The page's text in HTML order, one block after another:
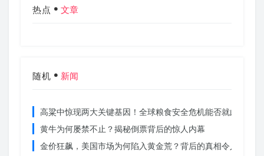
热点 文章
随机 新闻
高粱中惊现两大关键基因！全球粮食安全危机能否就此终结？
黄牛为何屡禁不止？揭秘倒票背后的惊人内幕
金价狂飙，美国市场为何陷入黄金荒？背后的真相令人